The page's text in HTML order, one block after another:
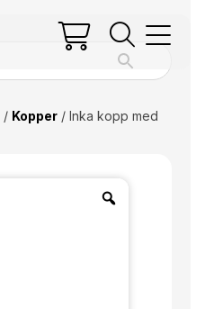
/ Kopper/ Inka kopp med